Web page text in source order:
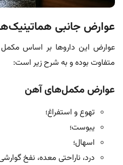
عوارض جانبی
عوارض این داروها بر اساس
متفاوت بوده و به شرح زیر است:
عوارض مکمل‌های آهن
تهوع و استفراغ؛
یبوست؛
اسهال؛
درد، ناراحتی معده، نفخ